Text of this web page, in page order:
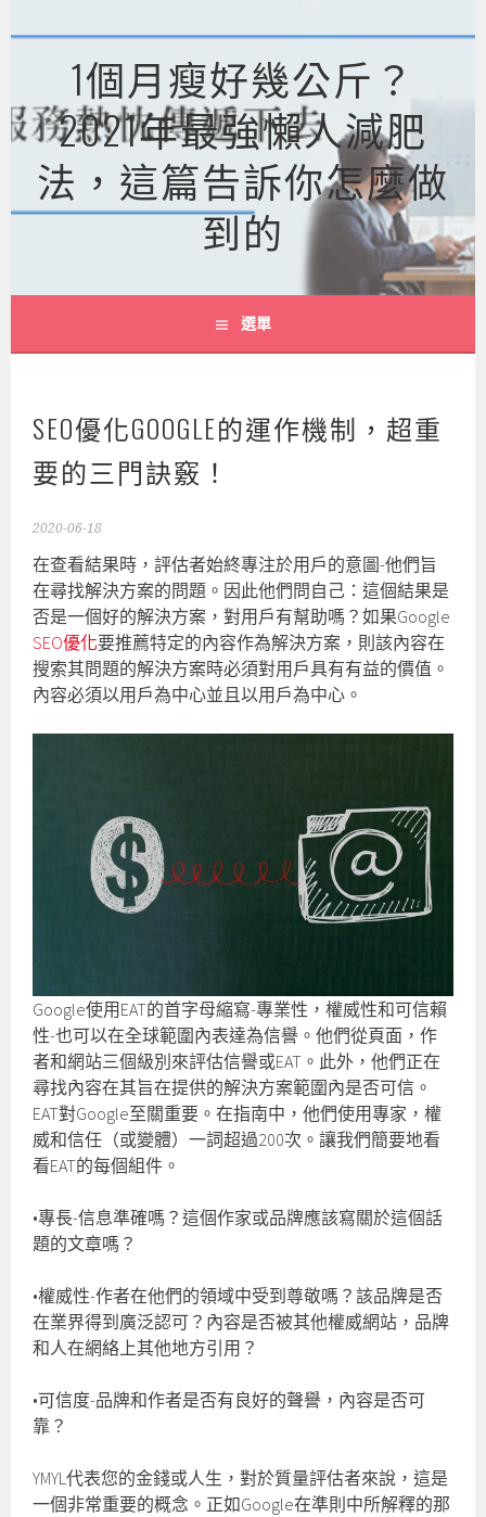
至
內
容
1個月瘦好幾公斤？
2021年最強懶人減肥
法，這篇告訴你怎麼做
到的
選單
SEO優化GOOGLE的運作機制，超重
要的三門訣竅！
2020-06-18
在查看結果時，評估者始終專注於用戶的意圖-他們旨
在尋找解決方案的問題。因此他們問自己：這個結果是
否是一個好的解決方案，對用戶有幫助嗎？如果Google
SEO優化要推薦特定的內容作為解決方案，則該內容在
搜索其問題的解決方案時必須對用戶具有有益的價值。
內容必須以用戶為中心並且以用戶為中心。
Google使用EAT的首字母縮寫-專業性，權威性和可信賴
性-也可以在全球範圍內表達為信譽。他們從頁面，作
者和網站三個級別來評估信譽或EAT。此外，他們正在
尋找內容在其旨在提供的解決方案範圍內是否可信。
EAT對Google至關重要。在指南中，他們使用專家，權
威和信任（或變體）一詞超過200次。讓我們簡要地看
看EAT的每個組件。
•專長-信息準確嗎？這個作家或品牌應該寫關於這個話
題的文章嗎？
•權威性-作者在他們的領域中受到尊敬嗎？該品牌是否
在業界得到廣泛認可？內容是否被其他權威網站，品牌
和人在網絡上其他地方引用？
•可信度-品牌和作者是否有良好的聲譽，內容是否可
靠？
YMYL代表您的金錢或人生，對於質量評估者來說，這是
一個非常重要的概念。正如Google在準則中所解釋的那